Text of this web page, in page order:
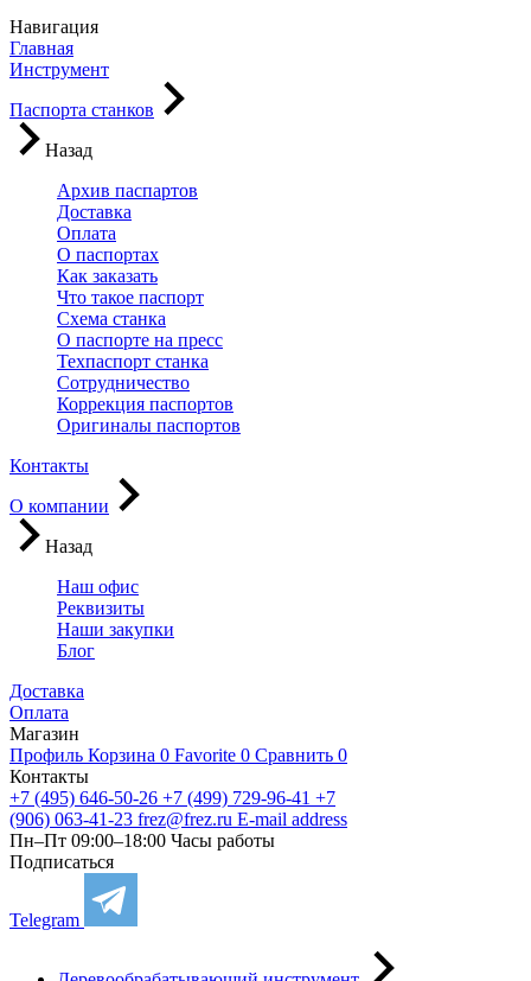
Навигация
Главная
Инструмент
Паспорта станков
Назад
Архив паспартов
Доставка
Оплата
О паспортах
Как заказать
Что такое паспорт
Схема станка
О паспорте на пресс
Техпаспорт станка
Сотрудничество
Коррекция паспортов
Оригиналы паспортов
Контакты
О компании
Назад
Наш офис
Реквизиты
Наши закупки
Блог
Доставка
Оплата
Магазин
Профиль Корзина 0 Favorite 0 Сравнить 0
Контакты
+7 (495) 646-50-26 +7 (499) 729-96-41 +7
(906) 063-41-23 frez@frez.ru E-mail address
Пн–Пт 09:00–18:00 Часы работы
Подписаться
Telegram